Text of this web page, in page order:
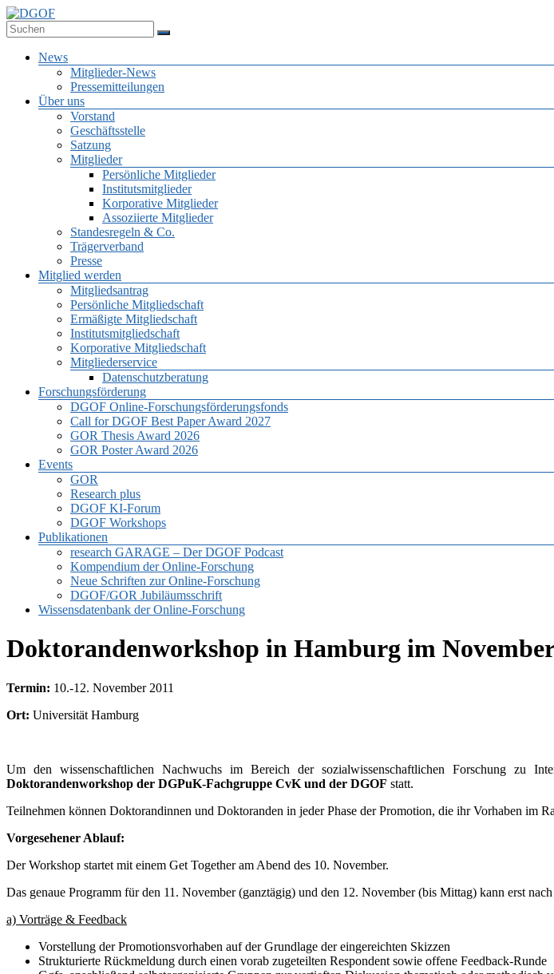
Zum
Inhalt
springen
Deutsche Gesellschaft für Online-Forschung e.V.
Menü
News
Mitglieder-News
Pressemitteilungen
Über uns
Vorstand
Geschäftsstelle
Satzung
Mitglieder
Persönliche Mitglieder
Institutsmitglieder
Korporative Mitglieder
Assoziierte Mitglieder
Standesregeln & Co.
Trägerverband
Presse
Mitglied werden
Mitgliedsantrag
Persönliche Mitgliedschaft
Ermäßigte Mitgliedschaft
Institutsmitgliedschaft
Korporative Mitgliedschaft
Mitgliederservice
Datenschutzberatung
Forschungsförderung
DGOF Online-Forschungsförderungsfonds
Call for DGOF Best Paper Award 2027
GOR Thesis Award 2026
GOR Poster Award 2026
Events
GOR
Research plus
DGOF KI-Forum
DGOF Workshops
Publikationen
research GARAGE – Der DGOF Podcast
Kompendium der Online-Forschung
Neue Schriften zur Online-Forschung
DGOF/GOR Jubiläumsschrift
Wissensdatenbank der Online-Forschung
Doktorandenworkshop in Hamburg im November
Termin: 10.-12. November 2011
Ort: Universität Hamburg
Um den wissenschaftlichen Nachwuchs im Bereich der sozialwissenschaftlichen Forschung zu
Doktorandenworkshop der DGPuK-Fachgruppe CvK und der DGOF statt.
Teilnehmen können Doktorandinnen und Doktoranden in jeder Phase der Promotion, die ihr Vorhaben im
Vorgesehener Ablauf:
Der Workshop startet mit einem Get Together am Abend des 10. November.
Das genaue Programm für den 11. November (ganztägig) und den 12. November (bis Mittag) kann erst
a) Vorträge & Feedback
Vorstellung der Promotionsvorhaben auf der Grundlage der eingereichten Skizzen
Strukturierte Rückmeldung durch einen vorab zugeteilten Respondent sowie offene Feedback-Runde